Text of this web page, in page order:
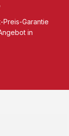
Garantie
in